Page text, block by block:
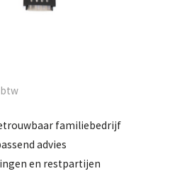
familiebedrijf
advies
en restpartijen